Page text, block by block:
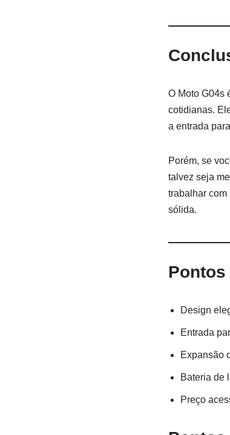
O Moto G04s
cotidianas.
a entrada
Porém, se
talvez seja
trabalhar com
sólida.
Design
Entrada
Expansão
Bateria de
Preço